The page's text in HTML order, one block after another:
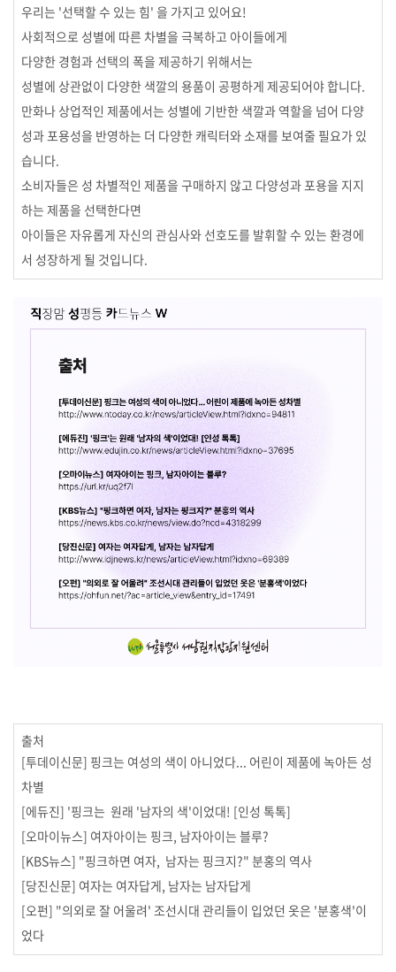
우리는 '선택할 수 있는 힘' 을 가지고 있어요!
사회적으로 성별에 따른 차별을 극복하고 아이들에게
다양한 경험과 선택의 폭을 제공하기 위해서는
성별에 상관없이 다양한 색깔의 용품이 공평하게 제공되어야 합니다.
만화나 상업적인 제품에서는 성별에 기반한 색깔과 역할을 넘어 다양
성과 포용성을 반영하는 더 다양한 캐릭터와 소재를 보여줄 필요가 있
습니다.
소비자들은 성 차별적인 제품을 구매하지 않고 다양성과 포용을 지지
하는 제품을 선택한다면
아이들은 자유롭게 자신의 관심사와 선호도를 발휘할 수 있는 환경에
서 성장하게 될 것입니다.
출처
[투데이신문] 핑크는 여성의 색이 아니었다... 어린이 제품에 녹아든 성
차별
[에듀진] '핑크는 원래 '남자의 색'이었대! [인성 톡톡]
[오마이뉴스] 여자아이는 핑크, 남자아이는 블루?
[KBS뉴스] "핑크하면 여자, 남자는 핑크지?" 분홍의 역사
[당진신문] 여자는 여자답게, 남자는 남자답게
[오펀] "의외로 잘 어울려' 조선시대 관리들이 입었던 옷은 '분홍색'이
었다